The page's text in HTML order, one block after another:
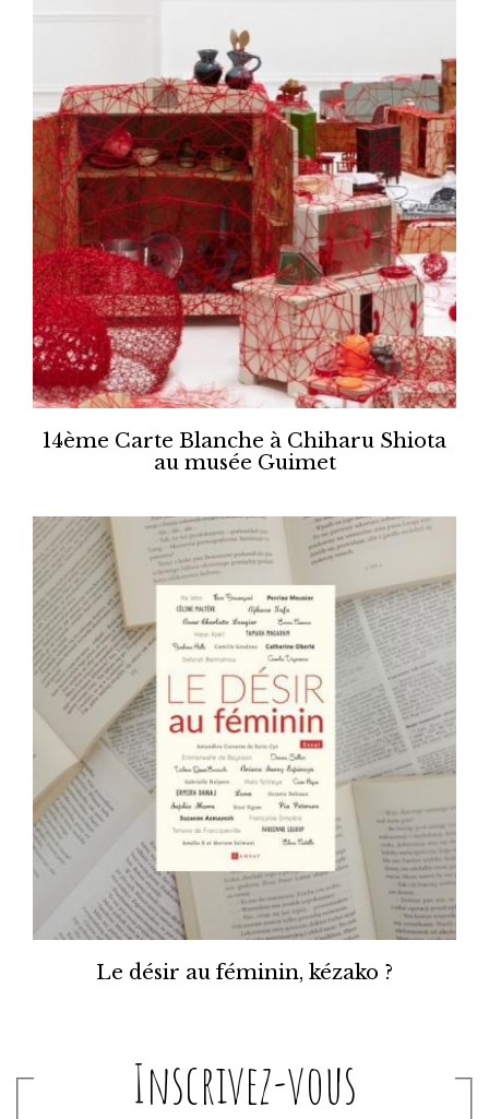
14ème Carte Blanche à Chiharu Shiota
au musée Guimet
Le désir au féminin, kézako ?
Inscrivez-vous